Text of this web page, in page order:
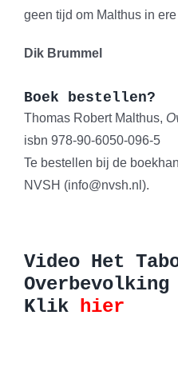
geen tijd om Malthus in
Dik Brummel
Boek bestellen?
Thomas Robert Malthus,
isbn 978-90-6050-096-5
Te bestellen bij de
NVSH (info@nvsh.nl).
Video Het
Klik hier